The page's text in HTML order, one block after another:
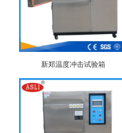
新郑温度冲击试验箱